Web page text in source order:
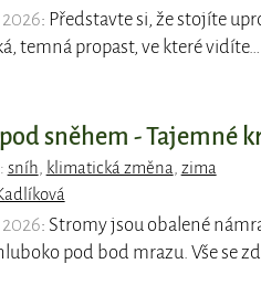
: Představte si, že stojíte
temná propast, ve které vidíte…
sněhem - Tajemné
sníh klimatická změna zima
: Stromy jsou obalené
pod bod mrazu. Vše se